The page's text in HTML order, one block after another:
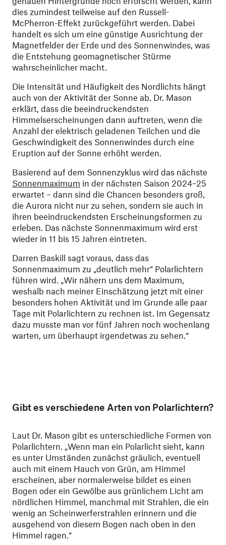
dies zumindest teilweise auf den Russell-
McPherron-Effekt zurückgeführt werden. Dabei
handelt es sich um eine günstige Ausrichtung der
Magnetfelder der Erde und des Sonnenwindes, was
die Entstehung geomagnetischer Stürme
wahrscheinlicher macht.
Die Intensität und Häufigkeit des Nordlichts hängt
auch von der Aktivität der Sonne ab. Dr. Mason
erklärt, dass die beeindruckendsten
Himmelserscheinungen dann auftreten, wenn die
Anzahl der elektrisch geladenen Teilchen und die
Geschwindigkeit des Sonnenwindes durch eine
Eruption auf der Sonne erhöht werden.
Basierend auf dem Sonnenzyklus wird das nächste
Sonnenmaximum in der nächsten Saison 2024–25
erwartet – dann sind die Chancen besonders groß,
die Aurora nicht nur zu sehen, sondern sie auch in
ihren beeindruckendsten Erscheinungsformen zu
erleben. Das nächste Sonnenmaximum wird erst
wieder in 11 bis 15 Jahren eintreten.
Darren Baskill sagt voraus, dass das
Sonnenmaximum zu „deutlich mehr“ Polarlichtern
führen wird. „Wir nähern uns dem Maximum,
weshalb nach meiner Einschätzung jetzt mit einer
besonders hohen Aktivität und im Grunde alle paar
Tage mit Polarlichtern zu rechnen ist. Im Gegensatz
dazu musste man vor fünf Jahren noch wochenlang
warten, um überhaupt irgendetwas zu sehen.“
Gibt es verschiedene Arten von Polarlichtern?
Laut Dr. Mason gibt es unterschiedliche Formen von
Polarlichtern. „Wenn man ein Polarlicht sieht, kann
es unter Umständen zunächst gräulich, eventuell
auch mit einem Hauch von Grün, am Himmel
erscheinen, aber normalerweise bildet es einen
Bogen oder ein Gewölbe aus grünlichem Licht am
nördlichen Himmel, manchmal mit Strahlen, die ein
wenig an Scheinwerferstrahlen erinnern und die
ausgehend von diesem Bogen nach oben in den
Himmel ragen.“